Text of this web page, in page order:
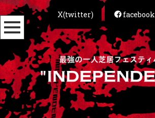
X(twitter) facebook